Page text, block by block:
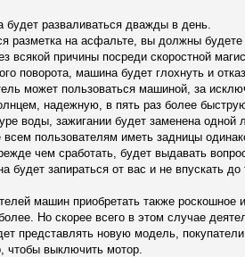
разваливаться дважды в день.
разметка на асфальте, вы должны
всякой причины посреди скоростной
поворота, машина будет глохнуть и
может пользоваться машиной, за
надежную, в пять раз более
воды, зажигании будет заменена
пользователям иметь задницы
чем сработать, будет выдавать
будет запираться от вас и не впускать
машин приобретать также
Но скорее всего в этом случае
представлять новую модель,
чтобы выключить мотор.